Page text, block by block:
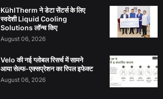
KühlTherm ने डेटा सेंटर्स के लिए
स्वदेशी Liquid Cooling
Solutions लॉन्च किए
August 06, 2026
Velo की नई ग्लोबल रिसर्च में सामने
आया सेल्फ-एक्सप्रेशन का रिपल इफेक्ट
August 06, 2026